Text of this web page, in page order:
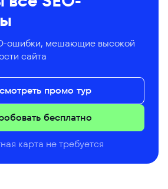
ошибки, мешающие высокой
сайта
бесплатно
промо тур
карта не требуется